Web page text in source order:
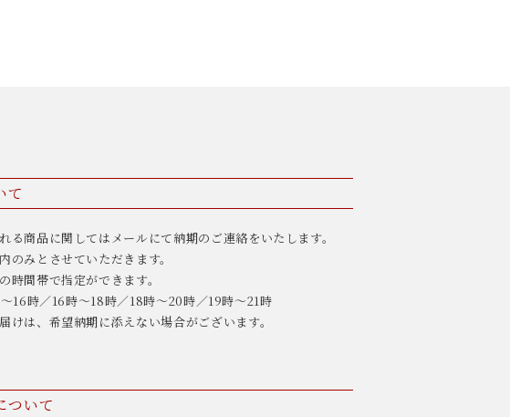
て
る商品に関してはメールにて納期のご連絡をいたします。
のみとさせていただきます。
時間帯で指定ができます。
16時／16時〜18時／18時〜20時／19時〜21時
けは、希望納期に添えない場合がございます。
ついて